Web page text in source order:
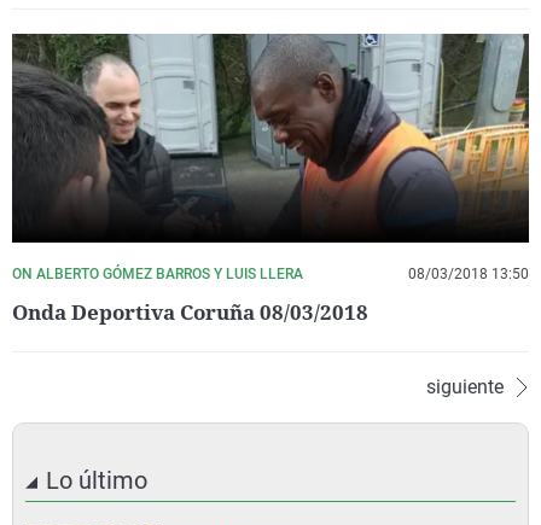
ON ALBERTO GÓMEZ BARROS Y LUIS LLERA 08/03/2018 13:50
Onda Deportiva Coruña 08/03/2018
siguiente
Lo último